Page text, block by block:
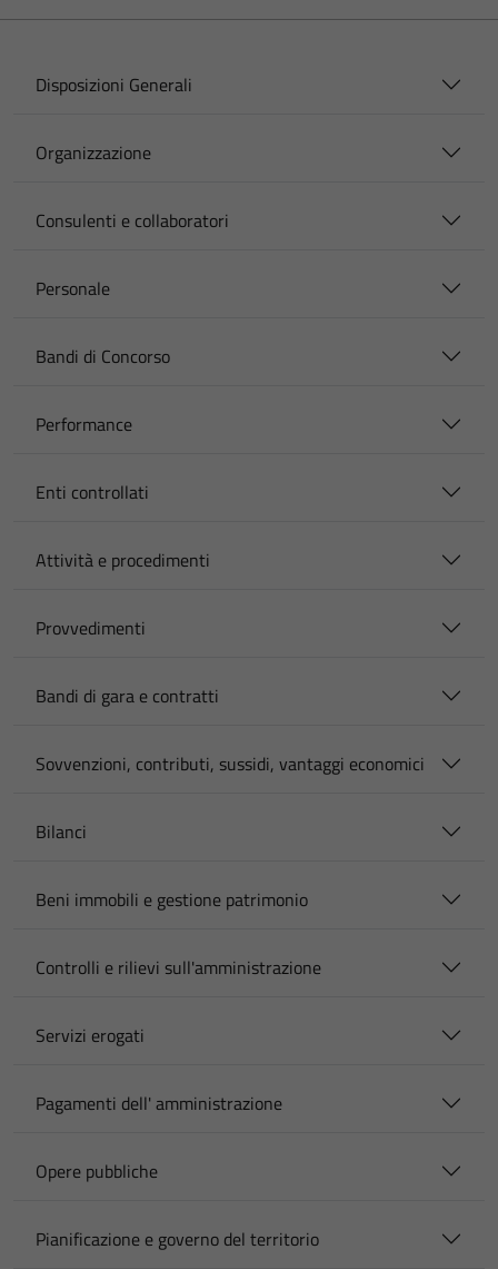
Disposizioni Generali
Organizzazione
Consulenti e collaboratori
Personale
Bandi di Concorso
Performance
Enti controllati
Attività e procedimenti
Provvedimenti
Bandi di gara e contratti
Sovvenzioni, contributi, sussidi, vantaggi economici
Bilanci
Beni immobili e gestione patrimonio
Controlli e rilievi sull'amministrazione
Servizi erogati
Pagamenti dell' amministrazione
Opere pubbliche
Pianificazione e governo del territorio